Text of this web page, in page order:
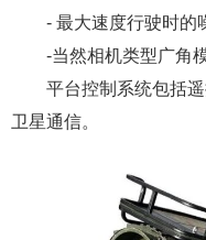
- 最大速度行驶时的
-当然相机类型广角
平台控制系统包括
卫星通信。